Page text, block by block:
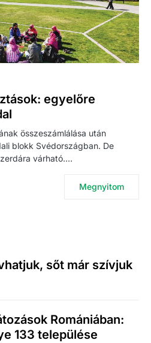
egyelőre
összeszámlálása után
blokk Svédországban. De
várható.…
Megnyitom
sőt már szívjuk
Romániában:
133 települése